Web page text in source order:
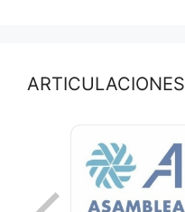
ARTICULACIONES